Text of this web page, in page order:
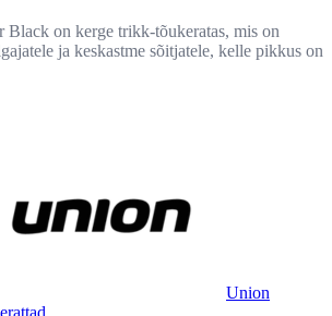
Black on kerge trikk-tõukeratas, mis on
ja keskastme sõitjatele, kelle pikkus on
Union